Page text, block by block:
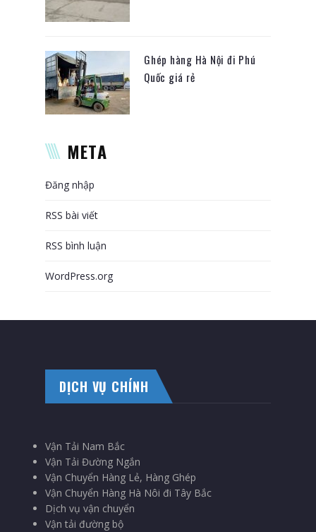
Ghép hàng Hà Nội đi Phú
Quốc giá rẻ
META
Đăng nhập
RSS bài viết
RSS bình luận
WordPress.org
DỊCH VỤ CHÍNH
Vận Tải Nam Bắc
Vận Tải Đường Ngắn
Vận Chuyển Hàng Lẻ, Hàng Ghép
Vận Chuyển Hàng Hà Nôi đi Tây Bắc
Dịch vụ vận chuyển
Vận tải đường bộ